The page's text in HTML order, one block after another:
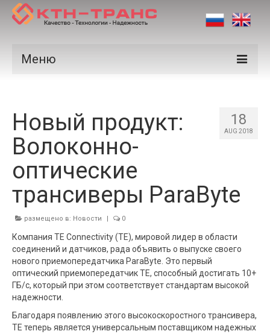
Меню
Производители
Рынки
Сертификаты
Новости
Контакты
18
AUG 2018
Новый продукт:
Волоконно-
оптические
трансиверы ParaByte
размещено в: Новости 0
Компания TE Connectivity (TE), мировой лидер в области
соединений и датчиков, рада объявить о выпуске своего
нового приемопередатчика ParaByte. Это первый
оптический приемопередатчик TE, способный достигать 10+
ГБ/с, который при этом соответствует стандартам высокой
надежности.
Благодаря появлению этого высокоскоростного трансивера,
TE теперь является универсальным поставщиком надежных